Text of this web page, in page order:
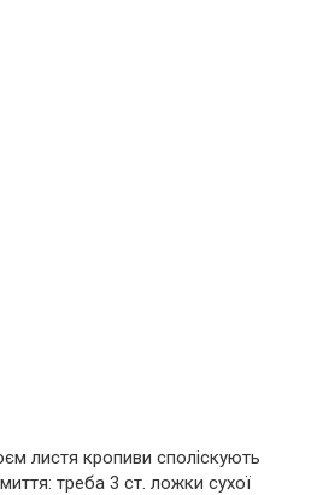
листя кропиви споліскують
треба 3 ст. ложки сухої